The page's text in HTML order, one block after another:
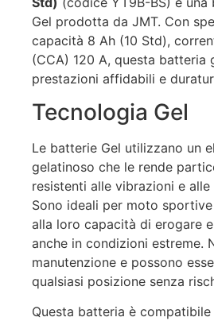
Gel prodotta da JMT. Con
capacità 8 Ah (10 Std),
(CCA) 120 A, questa batteria
prestazioni affidabili e
Tecnologia Gel
Le batterie Gel utilizzano un
gelatinoso che le rende
resistenti alle vibrazioni e
Sono ideali per moto
alla loro capacità di erogare
anche in condizioni estreme.
manutenzione e possono
qualsiasi posizione senza
Questa batteria è